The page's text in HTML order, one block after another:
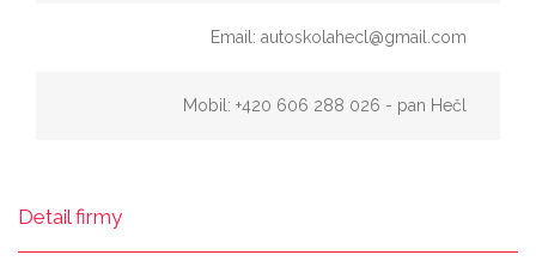
Email: autoskolahecl@gmail.com
Mobil: +420 606 288 026 - pan Hečl
Detail firmy